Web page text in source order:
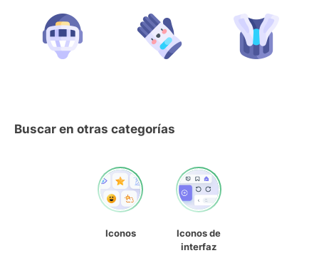
Buscar en otras categorías
Iconos
Iconos de
interfaz